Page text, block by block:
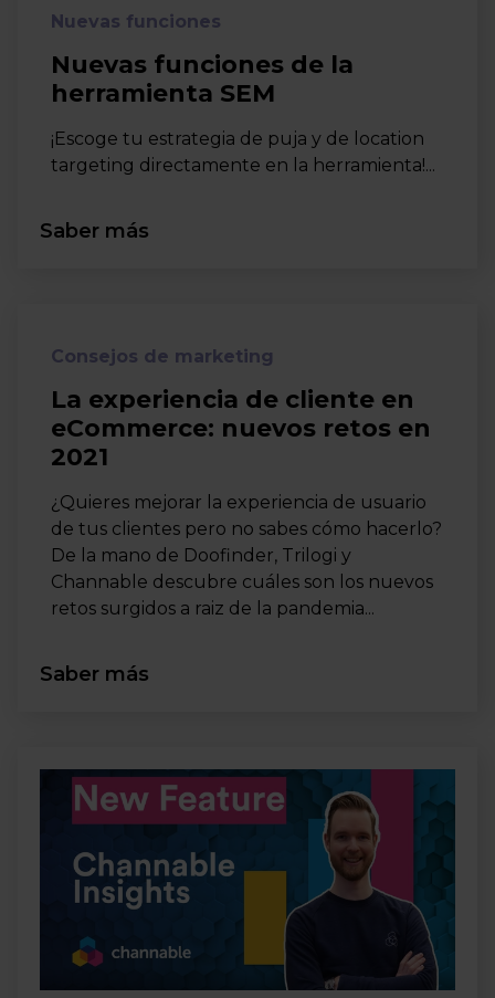
Nuevas funciones
Nuevas funciones de la
herramienta SEM
¡Escoge tu estrategia de puja y de location
targeting directamente en la herramienta!...
Saber más
Consejos de marketing
La experiencia de cliente en
eCommerce: nuevos retos en
2021
¿Quieres mejorar la experiencia de usuario
de tus clientes pero no sabes cómo hacerlo?
De la mano de Doofinder, Trilogi y
Channable descubre cuáles son los nuevos
retos surgidos a raiz de la pandemia...
Saber más